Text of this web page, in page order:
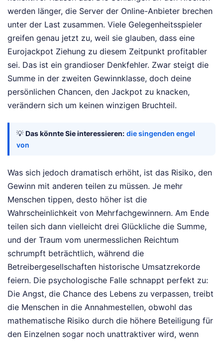
werden länger, die Server der Online-Anbieter brechen
unter der Last zusammen. Viele Gelegenheitsspieler
greifen genau jetzt zu, weil sie glauben, dass eine
Eurojackpot Ziehung zu diesem Zeitpunkt profitabler
sei. Das ist ein grandioser Denkfehler. Zwar steigt die
Summe in der zweiten Gewinnklasse, doch deine
persönlichen Chancen, den Jackpot zu knacken,
verändern sich um keinen winzigen Bruchteil.
💡 Das könnte Sie interessieren: die singenden engel
von
Was sich jedoch dramatisch erhöht, ist das Risiko, den
Gewinn mit anderen teilen zu müssen. Je mehr
Menschen tippen, desto höher ist die
Wahrscheinlichkeit von Mehrfachgewinnern. Am Ende
teilen sich dann vielleicht drei Glückliche die Summe,
und der Traum vom unermesslichen Reichtum
schrumpft beträchtlich, während die
Betreibergesellschaften historische Umsatzrekorde
feiern. Die psychologische Falle schnappt perfekt zu:
Die Angst, die Chance des Lebens zu verpassen, treibt
die Menschen in die Annahmestellen, obwohl das
mathematische Risiko durch die höhere Beteiligung für
den Einzelnen sogar noch unattraktiver wird, wenn